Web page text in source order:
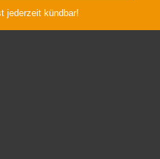
jederzeit kündbar!